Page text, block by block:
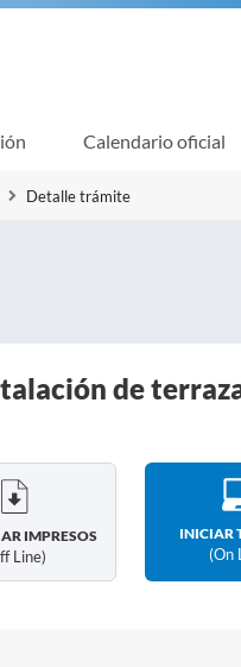
Calendario oficial
Detalle trámite
de
IMPRESOS
Line)
INICIAR
(on